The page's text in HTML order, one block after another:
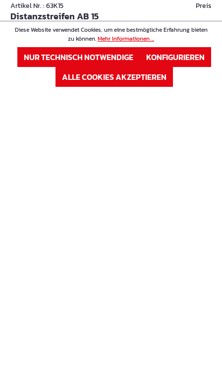
Artikel Nr. : 63K15
Distanzstreifen AB 15
Preis
Höhe in cm 15 cm
Sofort verfügbar, Lieferzeit: 1-3 Tage
Diese Website verwendet Cookies, um eine bestmögliche Erfahrung bieten
zu können.Mehr Informationen ...
NUR TECHNISCH NOTWENDIGE
KONFIGURIEREN
ALLE COOKIES AKZEPTIEREN